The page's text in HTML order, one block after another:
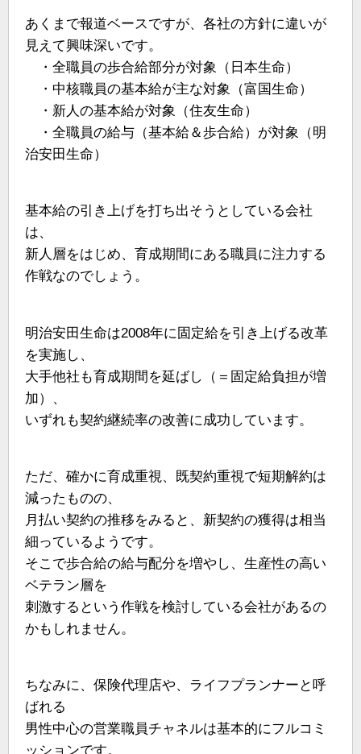
あくまで報道ベースですが、各社の方針に違いが
見えて興味深いです。
・全職員の歩合給部分が対象（日本生命）
・中核職員の基本給が主な対象（富国生命）
・新人の基本給が対象（住友生命）
・全職員の給与（基本給＆歩合給）が対象（明
治安田生命）
基本給の引き上げを打ち出そうとしている会社
は、
新人層をはじめ、育成期間にある職員に注力する
作戦なのでしょう。
明治安田生命は2008年に固定給を引き上げる改革
を実施し、
大手他社も育成期間を延ばし（＝固定給負担が増
加）、
いずれも契約継続率の改善に成功しています。
ただ、確かに育成重視、既契約重視で短期解約は
減ったものの、
月払い契約の推移をみると、新契約の獲得は相当
細っているようです。
そこで歩合給の給与配分を増やし、生産性の高い
ベテラン層を
刺激するという作戦を検討している会社があるの
かもしれません。
ちなみに、保険代理店や、ライフプランナーと呼
ばれる
男性中心の営業職員チャネルは基本的にフルコミ
ッションです。